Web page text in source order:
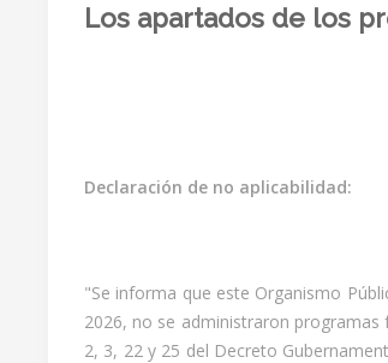
Los apartados de los
Declaración de no aplicabilidad:
"Se informa que este Organismo
2026, no se administraron
2, 3, 22 y 25 del Decreto